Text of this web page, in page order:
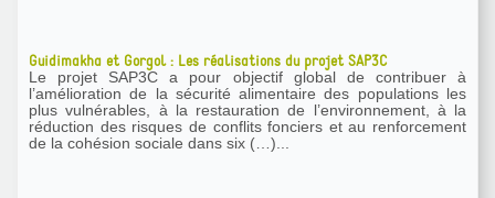
Guidimakha et Gorgol : Les réalisations du projet SAP3C
Le projet SAP3C a pour objectif global de contribuer à
l’amélioration de la sécurité alimentaire des populations les
plus vulnérables, à la restauration de l’environnement, à la
réduction des risques de conflits fonciers et au renforcement
de la cohésion sociale dans six (…)...